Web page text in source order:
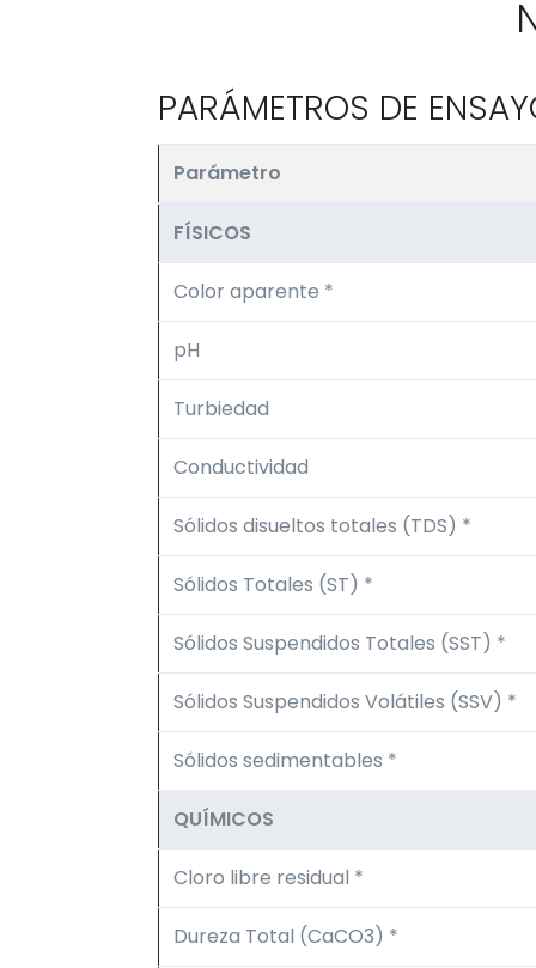
PARÁMETROS DE
Parámetro
FÍSICOS
Color aparente *
pH
Turbiedad
Conductividad
Sólidos disueltos totales (TDS) *
Sólidos Totales (ST) *
Sólidos Suspendidos Totales (SST) *
Sólidos Suspendidos Volátiles (SSV) *
Sólidos sedimentables *
QUÍMICOS
Cloro libre residual *
Dureza Total (CaCO3) *